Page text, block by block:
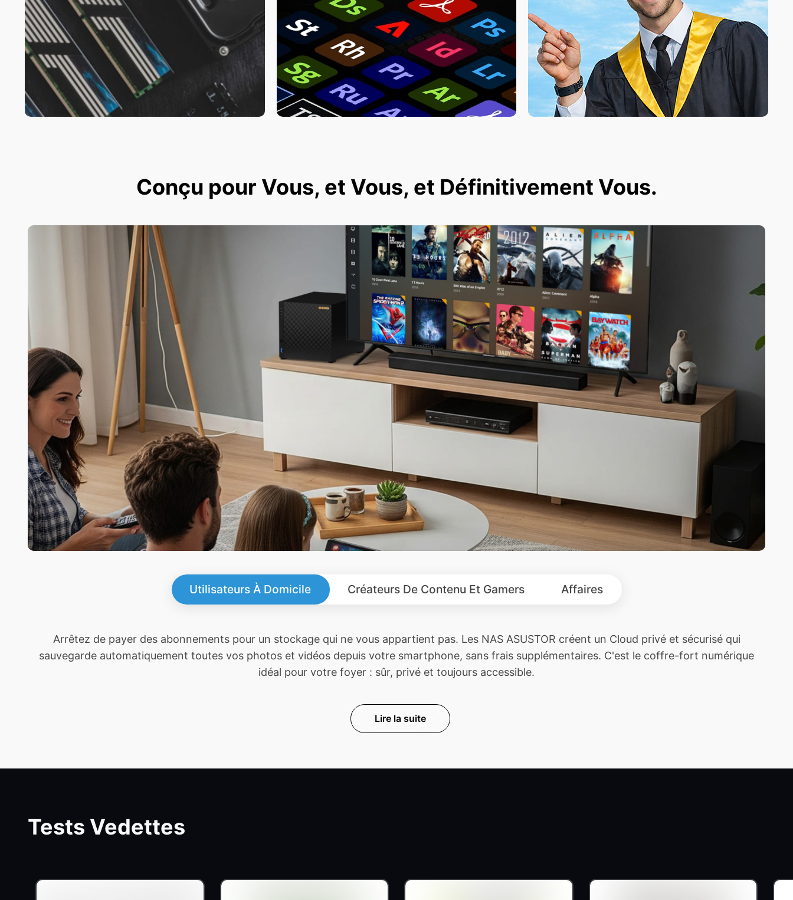
Conçu pour Vous, et Vous, et Définitivement Vous.
Utilisateurs À Domicile Créateurs De Contenu Et Gamers Affaires
Arrêtez de payer des abonnements pour un stockage qui ne vous appartient pas. Les NAS ASUSTOR créent un Cloud privé et sécurisé qui
sauvegarde automatiquement toutes vos photos et vidéos depuis votre smartphone, sans frais supplémentaires. C'est le coffre-fort numérique
idéal pour votre foyer : sûr, privé et toujours accessible.
Lire la suite
Tests Vedettes